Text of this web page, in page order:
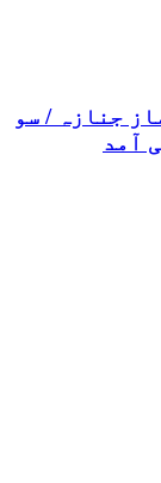
جنازہ / سو
آمد